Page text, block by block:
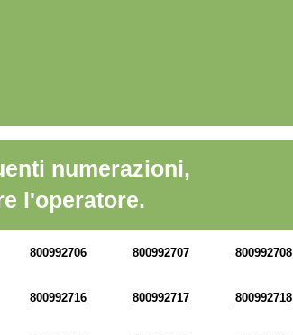
numerazioni,
l'operatore.
800992706 800992707 800992708
800992716 800992717 800992718